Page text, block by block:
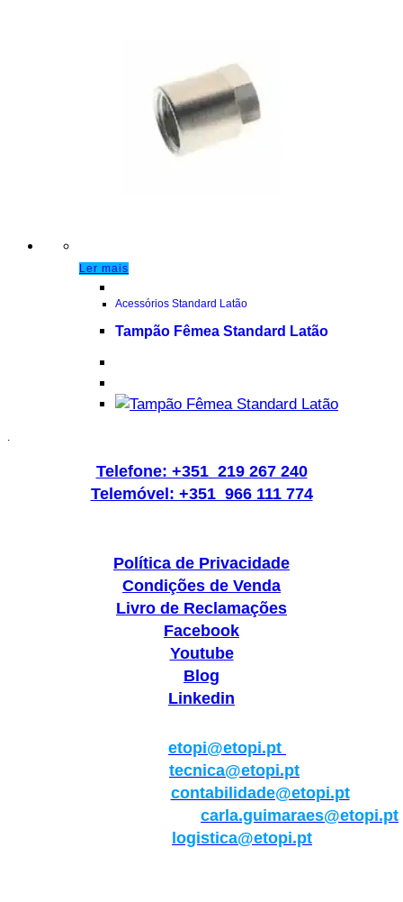
Ler mais
Acessórios Standard Latão
Tampão Fêmea Standard Latão
.
Telefone: +351 219 267 240
Telemóvel: +351 966 111 774
Política de Privacidade
Condições de Venda
Livro de Reclamações
Facebook
Youtube
Blog
Linkedin
etopi@etopi.pt
tecnica@etopi.pt
contabilidade@etopi.pt
carla.guimaraes@etopi.pt
logistica@etopi.pt